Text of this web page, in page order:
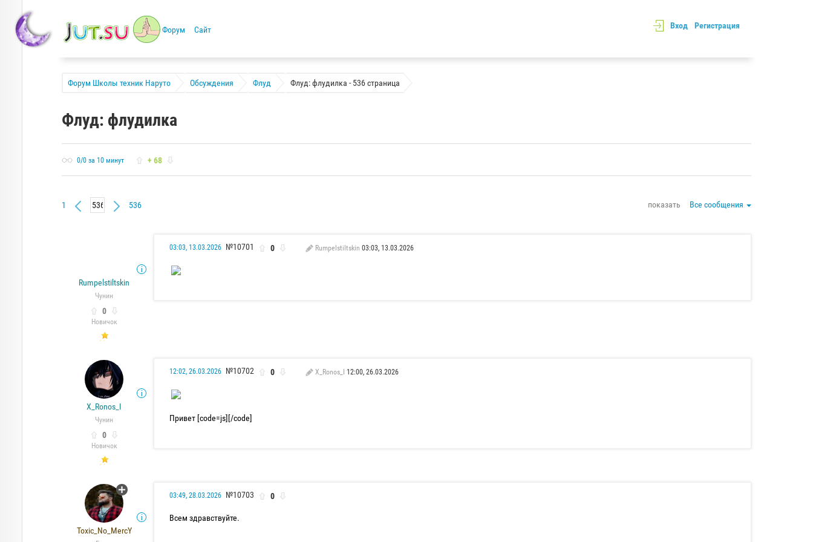
Форум Сайт Вход Регистрация
Форум Школы техник Наруто Обсуждения Флуд Флуд: флудилка - 536 страница
Флуд: флудилка
0/0 за 10 минут + 68
1 536 показать Все сообщения
Rumpelstiltskin
Чунин
0
Новичок
03:03, 13.03.2026 №10701 0 Rumpelstiltskin 03:03, 13.03.2026
X_Ronos_I
Чунин
0
Новичок
12:02, 26.03.2026 №10702 0 X_Ronos_I 12:00, 26.03.2026
Привет [code=js][/code]
Toxic_No_MercY
03:49, 28.03.2026 №10703 0
Всем здравствуйте.